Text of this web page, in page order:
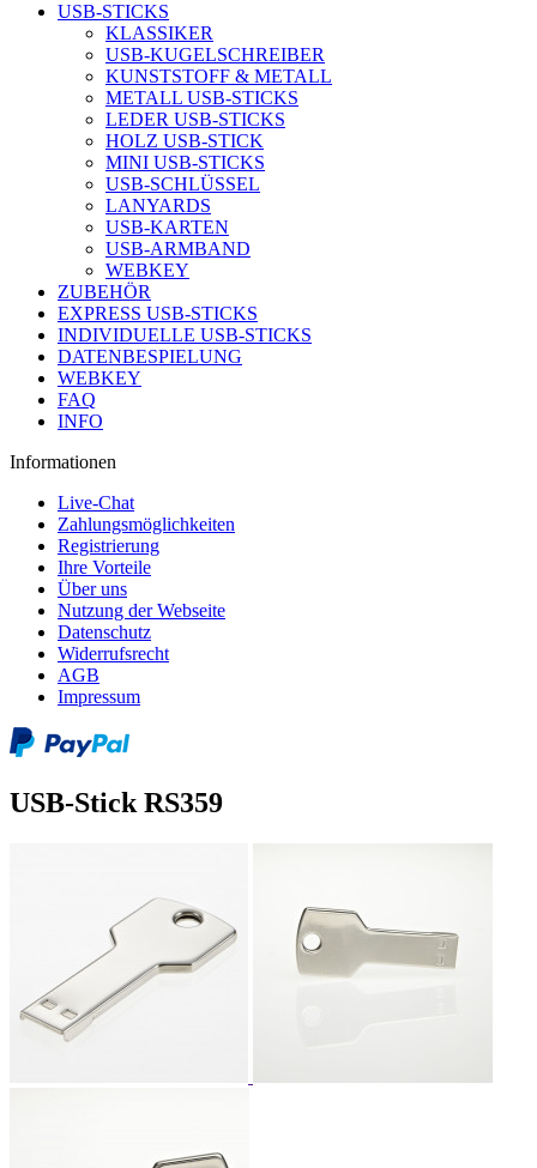
USB-STICKS
KLASSIKER
USB-KUGELSCHREIBER
KUNSTSTOFF & METALL
METALL USB-STICKS
LEDER USB-STICKS
HOLZ USB-STICK
MINI USB-STICKS
USB-SCHLÜSSEL
LANYARDS
USB-KARTEN
USB-ARMBAND
WEBKEY
ZUBEHÖR
EXPRESS USB-STICKS
INDIVIDUELLE USB-STICKS
DATENBESPIELUNG
WEBKEY
FAQ
INFO
Informationen
Live-Chat
Zahlungsmöglichkeiten
Registrierung
Ihre Vorteile
Über uns
Nutzung der Webseite
Datenschutz
Widerrufsrecht
AGB
Impressum
USB-Stick RS359